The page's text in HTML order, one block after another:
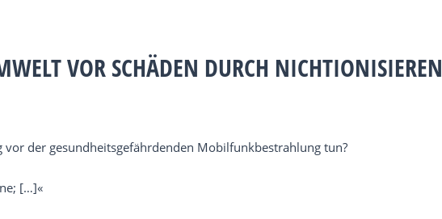
VOR SCHÄDEN DURCH
der gesundheitsgefährdenden Mobilfunkbestrahlung tun?
[…]«